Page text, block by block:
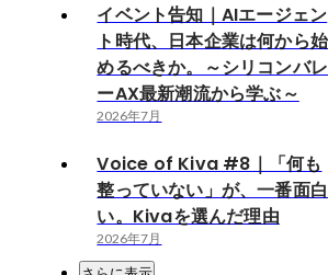
イベント告知｜AIエージェン
ト時代、日本企業は何から始
めるべきか。～シリコンバレ
ーAX最新潮流から学ぶ～
2026年7月
Voice of Kiva #8｜「何も
整っていない」が、一番面白
い。Kivaを選んだ理由
2026年7月